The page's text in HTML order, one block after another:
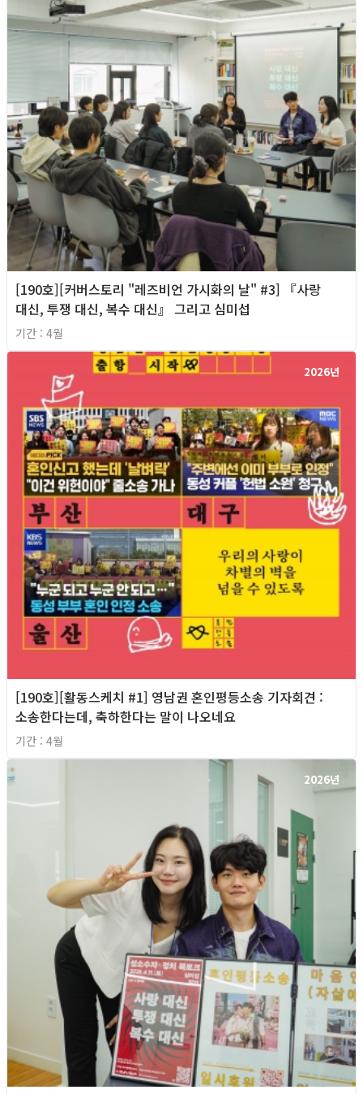
[190호][커버스토리 "레즈비언 가시화의 날" #3] 『사랑
대신, 투쟁 대신, 복수 대신』 그리고 심미섭
기간 : 4월
2026년
[190호][활동스케치 #1] 영남권 혼인평등소송 기자회견​ :
소송한다는데, 축하한다는 말이 나오네요
기간 : 4월
2026년